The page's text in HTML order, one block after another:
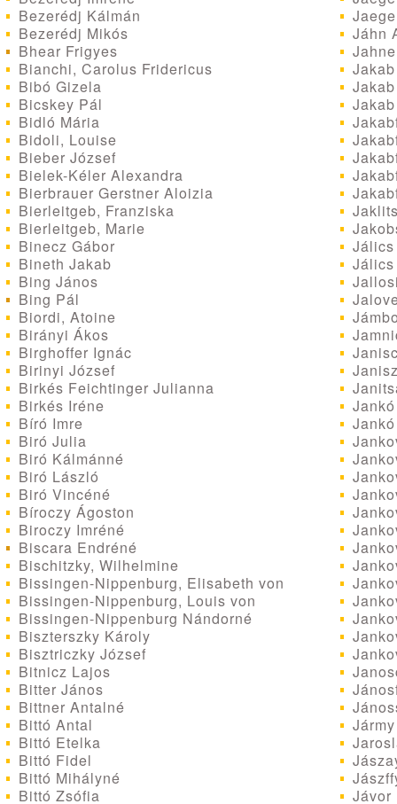
Bezerédj Kálmán
Bezerédj Mikós
Bhear Frigyes
Bianchi, Carolus Fridericus
Bibó Gizela
Bicskey Pál
Bidló Mária
Bidoli, Louise
Bieber József
Bielek-Kéler Alexandra
Bierbrauer Gerstner Aloizia
Bierleitgeb, Franziska
Bierleitgeb, Marie
Binecz Gábor
Bineth Jakab
Bing János
Bing Pál
Biordi, Atoine
Birányi Ákos
Birghoffer Ignác
Birinyi József
Birkés Feichtinger Julianna
Birkés Iréne
Bíró Imre
Biró Julia
Biró Kálmánné
Biró László
Biró Vincéné
Bíroczy Ágoston
Biroczy Imréné
Biscara Endréné
Bischitzky, Wilhelmine
Bissingen-Nippenburg, Elisabeth von
Bissingen-Nippenburg, Louis von
Bissingen-Nippenburg Nándorné
Biszterszky Károly
Bisztriczky József
Bitnicz Lajos
Bitter János
Bittner Antalné
Bittó Antal
Bittó Etelka
Bittó Fidel
Bittó Mihályné
Bittó Zsófia
Jáhn
Jávor